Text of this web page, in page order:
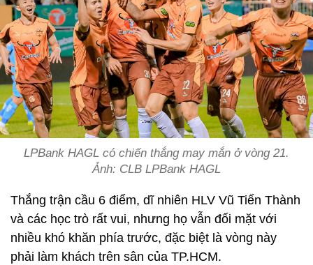
LPBank HAGL có chiến thắng may mắn ở vòng 21.
Ảnh: CLB LPBank HAGL
Thắng trận cầu 6 điểm, dĩ nhiên HLV Vũ Tiến Thành
và các học trò rất vui, nhưng họ vẫn đối mặt với
nhiều khó khăn phía trước, đặc biệt là vòng này
phải làm khách trên sân của TP.HCM.